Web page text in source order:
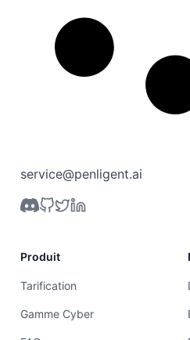
service@penligent.ai
Produit
Tarification
Gamme Cyber